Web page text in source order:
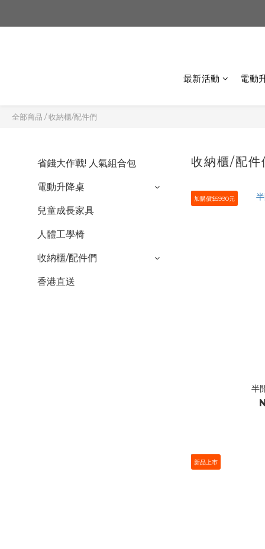
最新活動 電動
全部商品 /收納櫃/配件們
省錢大作戰! 人氣組合包
電動升降桌
兒童成長家具
人體工學椅
收納櫃/配件們
香港直送
收納櫃/配
加購價$5990元
半
新品上市